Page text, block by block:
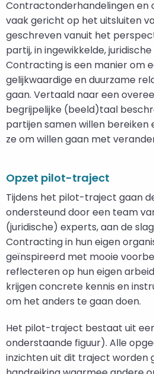
Contractonderhandelingen en
vaak gericht op het uitsluiten
geschreven vanuit het
partij, in ingewikkelde,
Contracting is een manier om
gelijkwaardige en duurzame
gaan. Vertaald naar een
begrijpelijke (beeld)taal
partijen samen willen bereiken
ze om willen gaan met
Opzet pilot-traject
Tijdens het pilot-traject gaan
ondersteund door een team
(juridische) experts, aan de
Contracting in hun eigen
geïnspireerd met mooie
reflecteren op hun eigen
krijgen concrete kennis en
om het anders te gaan doen.
Het pilot-traject bestaat uit
onderstaande figuur). Alle
inzichten uit dit traject worden